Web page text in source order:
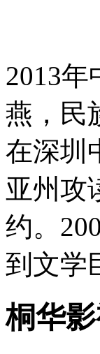
2013
燕，民
在深圳
亚州攻
约。
到文学
桐华